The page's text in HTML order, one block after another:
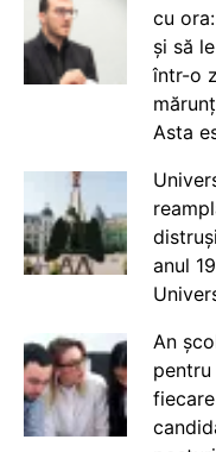
cu
și să
într-o
Asta
anul
An